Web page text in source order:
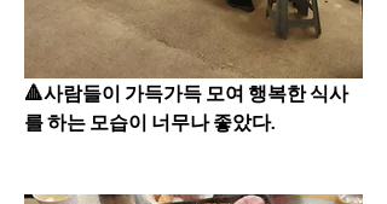
🔺️사람들이 가득가득 모여 행복한 식사
를 하는 모습이 너무나 좋았다.